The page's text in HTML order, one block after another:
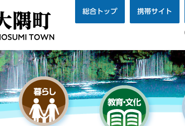
総合トップ 携帯サイト